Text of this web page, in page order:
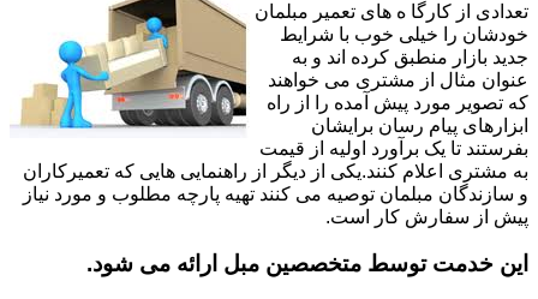
تعدادی از کارگا ه های تعمیر مبلمان
خودشان را خیلی خوب با شرایط
جدید بازار منطبق کرده اند و به
عنوان مثال از مشتری می خواهند
که تصویر مورد پیش آمده را از راه
ابزارهای پیام رسان برایشان
بفرستند تا یک برآورد اولیه از قیمت
به مشتری اعلام کنند.یکی از دیگر از راهنمایی هایی که تعمیرکاران
و سازندگان مبلمان توصیه می کنند تهیه پارچه مطلوب و مورد نیاز
پیش از سفارش کار است.
این خدمت توسط متخصصین مبل ارائه می شود.